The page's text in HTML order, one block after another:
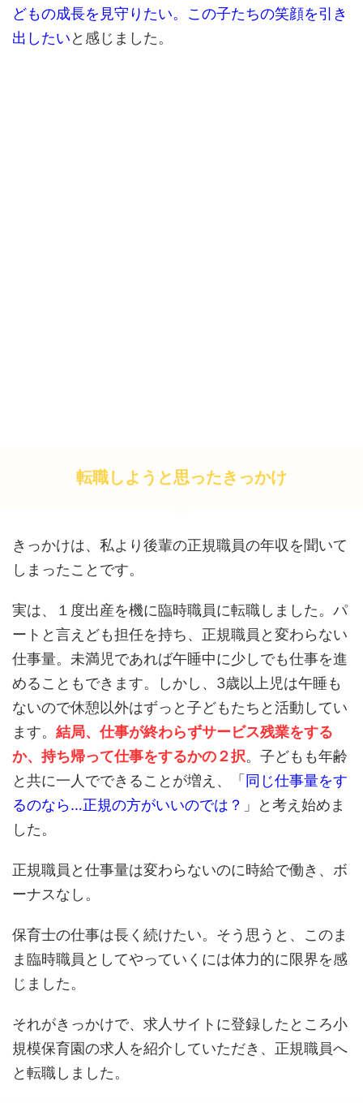
どもの成長を見守りたい。この子たちの笑顔を引き
出したいと感じました。
転職しようと思ったきっかけ
きっかけは、私より後輩の正規職員の年収を聞いて
しまったことです。
実は、１度出産を機に臨時職員に転職しました。パ
ートと言えども担任を持ち、正規職員と変わらない
仕事量。未満児であれば午睡中に少しでも仕事を進
めることもできます。しかし、3歳以上児は午睡も
ないので休憩以外はずっと子どもたちと活動してい
ます。 結局、仕事が終わらずサービス残業をする
か、持ち帰って仕事をするかの２択。子どもも年齢
と共に一人でできることが増え、「 同じ仕事量をす
るのなら…正規の方がいいのでは？ 」と考え始めま
した。
正規職員と仕事量は変わらないのに時給で働き、ボ
ーナスなし。
保育士の仕事は長く続けたい。そう思うと、このま
ま臨時職員としてやっていくには体力的に限界を感
じました。
それがきっかけで、求人サイトに登録したところ小
規模保育園の求人を紹介していただき、正規職員へ
と転職しました。